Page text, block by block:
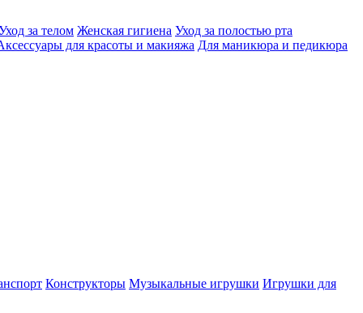
за телом Женская гигиена Уход за полостью рта
для красоты и макияжа Для маникюра и педикюра
Конструкторы Музыкальные игрушки Игрушки для